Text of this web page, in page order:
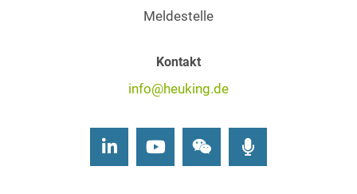
Meldestelle
Kontakt
info@heuking.de
LinkedInYoutubeWechat